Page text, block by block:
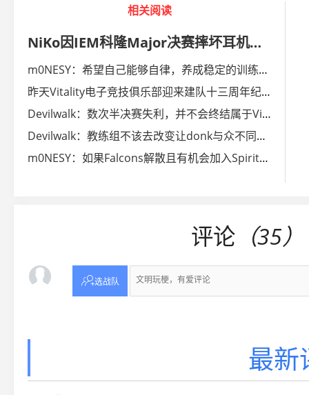
相关阅读
NiKo因IEM科隆Major决赛摔坏耳机遭到ESL罚款一千美元
m0NESY：希望自己能够自律，养成稳定的训练习惯
昨天Vitality电子竞技俱乐部迎来建队十三周年纪念日
Devilwalk：数次半决赛失利，并不会终结属于Vitality的时代
Devilwalk：教练组不该去改变让donk与众不同的东西
m0NESY：如果Falcons解散且有机会加入Spirit，我会去加盟的
评论 （35）
选战队
最新